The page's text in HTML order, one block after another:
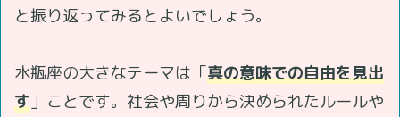
と振り返ってみるとよいでしょう。
水瓶座の大きなテーマは「真の意味での自由を見出
す 」ことです。社会や周りから決められたルールや